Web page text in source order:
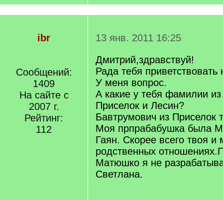
ibr
Сообщений:
1409
На сайте с
2007 г.
Рейтинг:
112
13 янв. 2011 16:25
Дмитрий,здравствуй!
Рада тебя
У меня вопрос.
А какие у тебя фамилии из
Приселок и Лесин?
Бавтрумович из Приселок
Моя прпрабабушка была
Гаян. Скорее всего твоя
родственных
Матюшко я не
Светлана.